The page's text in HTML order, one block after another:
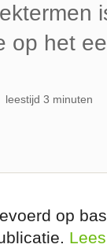
op het
leestijd 3 minuten
op